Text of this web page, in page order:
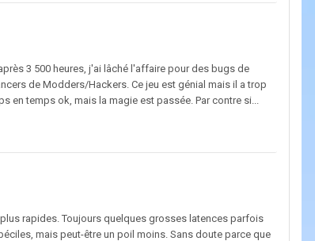
3 500 heures, j'ai lâché l'affaire pour des bugs de
de Modders/Hackers. Ce jeu est génial mais il a trop
temps ok, mais la magie est passée. Par contre si...
rapides. Toujours quelques grosses latences parfois
mais peut-être un poil moins. Sans doute parce que